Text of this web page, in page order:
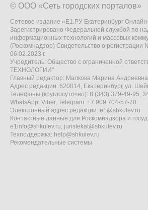
© ООО «Сеть городских порталов»
Сетевое издание «Е1.РУ Екатеринбург
Зарегистрировано Федеральной службой по
информационных технологий и массовых
(Роскомнадзор) Свидетельство о
06.02.2023 г.
Учредитель: Общество с ограниченной
ТЕХНОЛОГИИ"
Главный редактор: Малкова Марина Андреевна
Адрес редакции: 620014, Екатеринбург, ул.
Телефоны (круглосуточно): 8 (343) 379-49-95,
WhatsApp, Viber, Telegram: +7 909 704-57-70
Электронный адрес редакции: e1@shkulev.ru
Контактные данные для Роскомнадзора и
e1info@shkulev.ru, juristekat@shkulev.ru
Техподдержка: help@shkulev.ru
Рекомендательные системы